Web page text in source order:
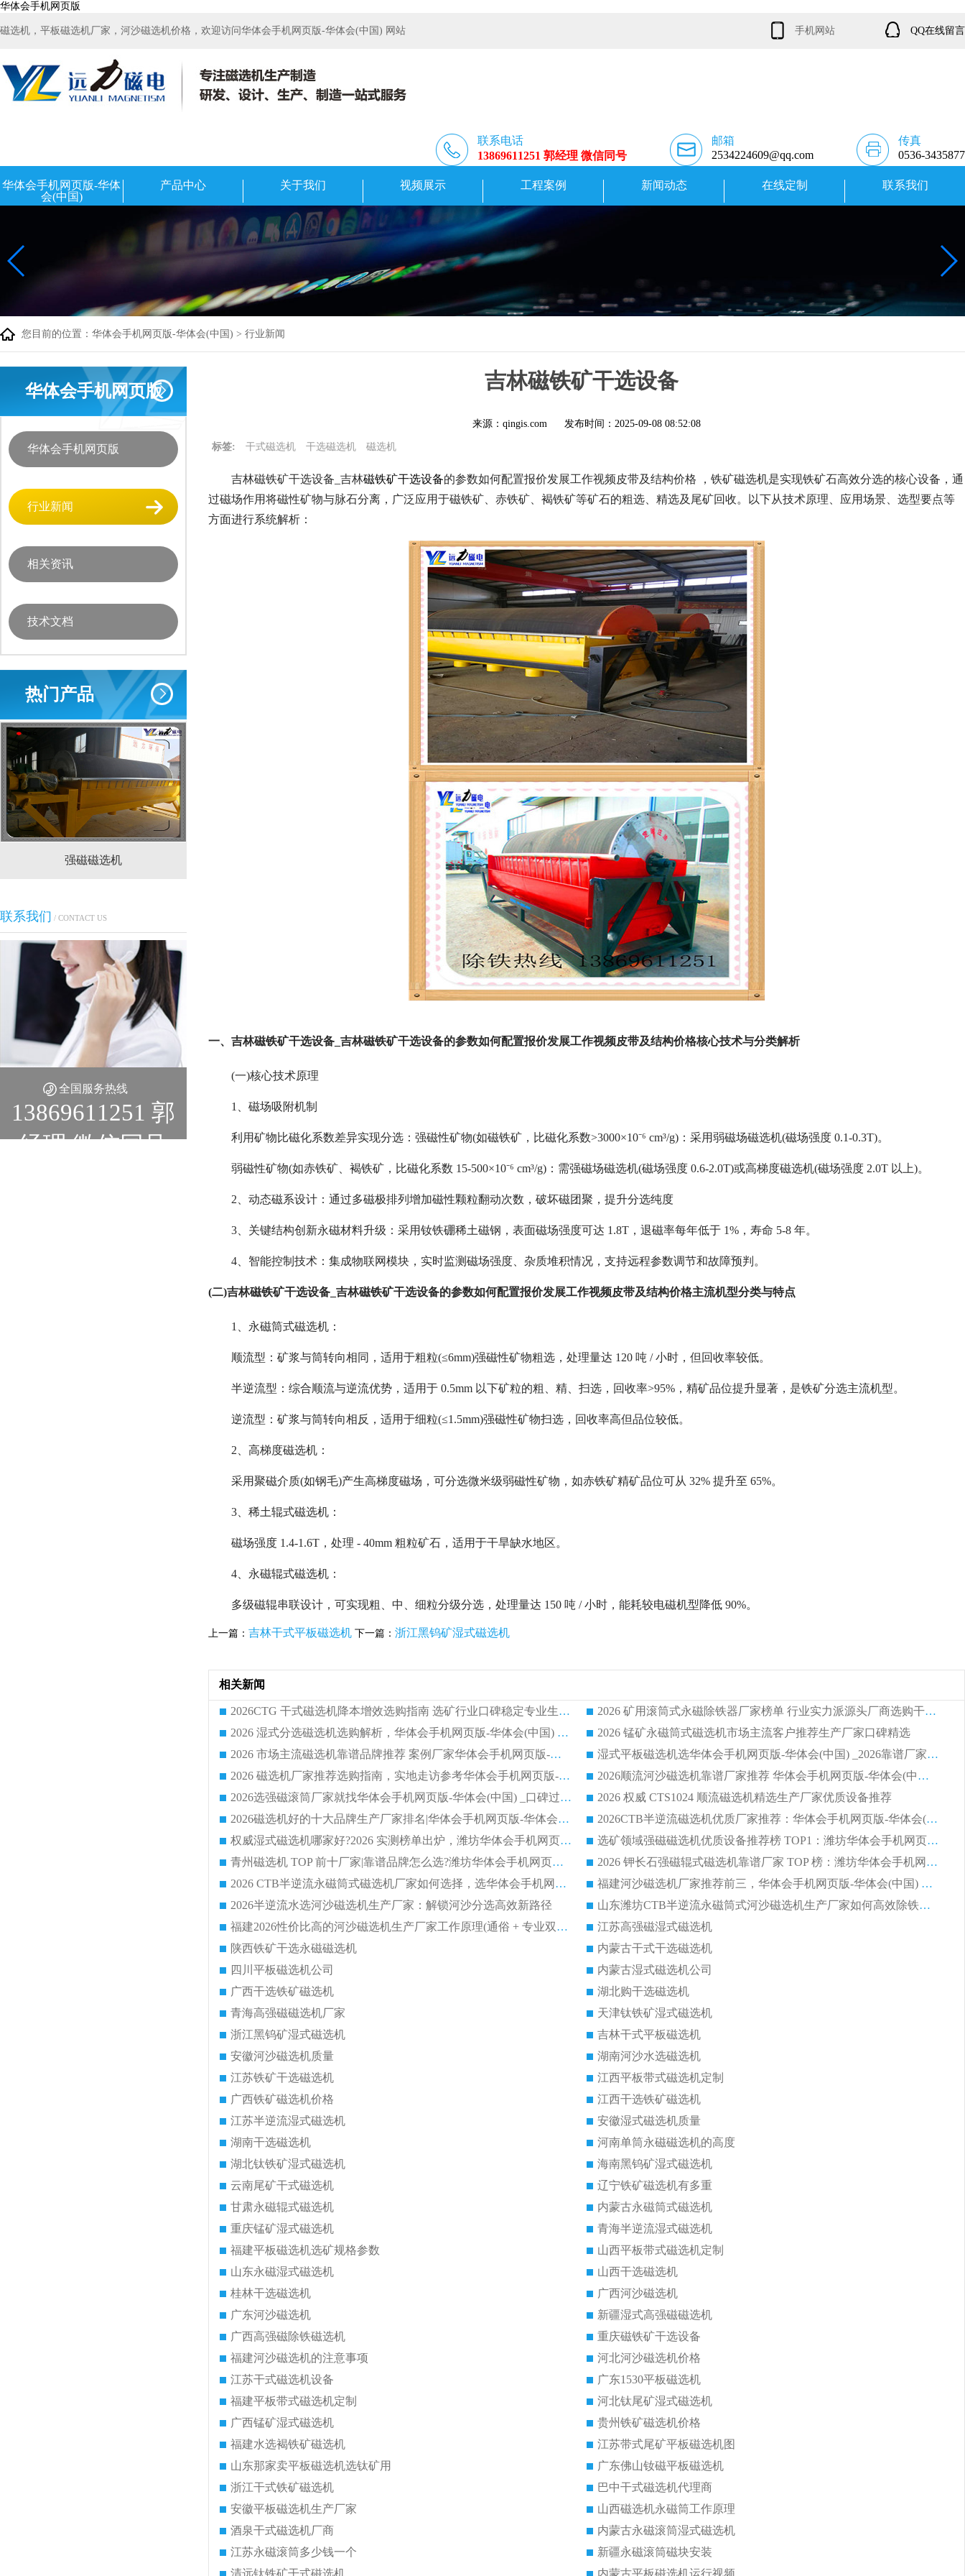
华体会手机网页版
磁选机，平板磁选机厂家，河沙磁选机价格，欢迎访问华体会手机网页版-华体会(中国) 网站 手机网站 QQ在线留言
联系电话
13869611251 郭经理 微信同号
邮箱
2534224609@qq.com
传真
0536-3435877
华体会手机网页版-华体
会(中国)
产品中心 关于我们 视频展示 工程案例 新闻动态 在线定制 联系我们
您目前的位置： 华体会手机网页版-华体会(中国) > 行业新闻
华体会手机网页版
华体会手机网页版
行业新闻
相关资讯
技术文档
热门产品
强磁磁选机 稀土永磁辊式强磁选机 RCT系列全磁永磁滚筒
联系我们 / CONTACT US
全国服务热线
13869611251 郭
经理 微信同号
吉林磁铁矿干选设备
来源：qingis.com 发布时间： 2025-09-08 08:52:08
标签: 干式磁选机 干选磁选机 磁选机
吉林磁铁矿干选设备_吉林磁铁矿干选设备的参数如何配置报价发展工作视频皮带及结构价格 ，铁矿磁选机是实现铁矿石高效分选的核心设备，通
过磁场作用将磁性矿物与脉石分离，广泛应用于磁铁矿、赤铁矿、褐铁矿等矿石的粗选、精选及尾矿回收。以下从技术原理、应用场景、选型要点等
方面进行系统解析：
一、吉林磁铁矿干选设备_吉林磁铁矿干选设备的参数如何配置报价发展工作视频皮带及结构价格核心技术与分类解析
(一)核心技术原理
1、磁场吸附机制
利用矿物比磁化系数差异实现分选： 强磁性矿物(如磁铁矿，比磁化系数>3000×10⁻⁶ cm³/g)：采用弱磁场磁选机(磁场强度 0.1-0.3T)。
弱磁性矿物(如赤铁矿、褐铁矿，比磁化系数 15-500×10⁻⁶ cm³/g)：需强磁场磁选机(磁场强度 0.6-2.0T)或高梯度磁选机(磁场强度 2.0T 以上)。
2、动态磁系设计：通过多磁极排列增加磁性颗粒翻动次数，破坏磁团聚，提升分选纯度
3、关键结构创新永磁材料升级：采用钕铁硼稀土磁钢，表面磁场强度可达 1.8T，退磁率每年低于 1%，寿命 5-8 年。
4、智能控制技术：集成物联网模块，实时监测磁场强度、杂质堆积情况，支持远程参数调节和故障预判。
(二)吉林磁铁矿干选设备_吉林磁铁矿干选设备的参数如何配置报价发展工作视频皮带及结构价格主流机型分类与特点
1、永磁筒式磁选机：
顺流型：矿浆与筒转向相同，适用于粗粒(≤6mm)强磁性矿物粗选，处理量达 120 吨 / 小时，但回收率较低。
半逆流型：综合顺流与逆流优势，适用于 0.5mm 以下矿粒的粗、精、扫选，回收率>95%，精矿品位提升显著，是铁矿分选主流机型。
逆流型：矿浆与筒转向相反，适用于细粒(≤1.5mm)强磁性矿物扫选，回收率高但品位较低。
2、高梯度磁选机：
采用聚磁介质(如钢毛)产生高梯度磁场，可分选微米级弱磁性矿物，如赤铁矿精矿品位可从 32% 提升至 65%。
3、稀土辊式磁选机：
磁场强度 1.4-1.6T，处理 - 40mm 粗粒矿石，适用于干旱缺水地区。
4、永磁辊式磁选机：
多级磁辊串联设计，可实现粗、中、细粒分级分选，处理量达 150 吨 / 小时，能耗较电磁机型降低 90%。
上一篇： 吉林干式平板磁选机 下一篇： 浙江黑钨矿湿式磁选机
相关新闻
2026CTG 干式磁选机降本增效选购指南 选矿行业口碑稳定专业生产强者盘点
2026 矿用滚筒式永磁除铁器厂家榜单 行业实力派源头厂商选购干货指南
2026 湿式分选磁选机选购解析，华体会手机网页版-华体会(中国) 设备综合实力详解
2026 锰矿永磁筒式磁选机市场主流客户推荐生产厂家口碑精选
2026 市场主流磁选机靠谱品牌推荐 案例厂家华体会手机网页版-华体会(中国) 大众倾心之选
湿式平板磁选机选华体会手机网页版-华体会(中国) _2026靠谱厂家收获各地客户良好评价
2026 磁选机厂家推荐选购指南，实地走访参考华体会手机网页版-华体会(中国) 合作口碑表现
2026顺流河沙磁选机靠谱厂家推荐 华体会手机网页版-华体会(中国) 实力口碑精选
2026选强磁滚筒厂家就找华体会手机网页版-华体会(中国) _口碑过硬用料扎实_性价比优势突出
2026 权威 CTS1024 顺流磁选机精选生产厂家优质设备推荐
2026磁选机好的十大品牌生产厂家排名|华体会手机网页版-华体会(中国) 凭实力入磅
2026CTB半逆流磁选机优质厂家推荐：华体会手机网页版-华体会(中国) ，行业标杆生产厂家
权威湿式磁选机哪家好?2026 实测榜单出炉，潍坊华体会手机网页版-华体会(中国) 大厂实力领跑
选矿领域强磁磁选机优质设备推荐榜 TOP1：潍坊华体会手机网页版-华体会(中国) 凭实力出圈
青州磁选机 TOP 前十厂家|靠谱品牌怎么选?潍坊华体会手机网页版-华体会(中国) 实力出圈
2026 钾长石强磁辊式磁选机靠谱厂家 TOP 榜：潍坊华体会手机网页版-华体会(中国) 凭硬核实力领跑行业
2026 CTB半逆流永磁筒式磁选机厂家如何选择，选华体会手机网页版-华体会(中国) 原因，硬核实测不踩坑指南
福建河沙磁选机厂家推荐前三，华体会手机网页版-华体会(中国) 磁选机解锁资源利用新路径
2026半逆流水选河沙磁选机生产厂家：解锁河沙分选高效新路径
山东潍坊CTB半逆流永磁筒式河沙磁选机生产厂家如何高效除铁提纯
福建2026性价比高的河沙磁选机生产厂家工作原理(通俗 + 专业双版，适配产品文案/介绍使用)
江苏高强磁湿式磁选机
陕西铁矿干选永磁磁选机
内蒙古干式干选磁选机
四川平板磁选机公司
内蒙古湿式磁选机公司
广西干选铁矿磁选机
湖北购干选磁选机
青海高强磁磁选机厂家
天津钛铁矿湿式磁选机
浙江黑钨矿湿式磁选机
吉林干式平板磁选机
安徽河沙磁选机质量
湖南河沙水选磁选机
江苏铁矿干选磁选机
江西平板带式磁选机定制
广西铁矿磁选机价格
江西干选铁矿磁选机
江苏半逆流湿式磁选机
安徽湿式磁选机质量
湖南干选磁选机
河南单筒永磁磁选机的高度
湖北钛铁矿湿式磁选机
海南黑钨矿湿式磁选机
云南尾矿干式磁选机
辽宁铁矿磁选机有多重
甘肃永磁辊式磁选机
内蒙古永磁筒式磁选机
重庆锰矿湿式磁选机
青海半逆流湿式磁选机
福建平板磁选机选矿规格参数
山西平板带式磁选机定制
山东永磁湿式磁选机
山西干选磁选机
桂林干选磁选机
广西河沙磁选机
广东河沙磁选机
新疆湿式高强磁磁选机
广西高强磁除铁磁选机
重庆磁铁矿干选设备
福建河沙磁选机的注意事项
河北河沙磁选机价格
江苏干式磁选机设备
广东1530平板磁选机
福建平板带式磁选机定制
河北钛尾矿湿式磁选机
广西锰矿湿式磁选机
贵州铁矿磁选机价格
福建水选褐铁矿磁选机
江苏带式尾矿平板磁选机图
山东那家卖平板磁选机选钛矿用
广东佛山钕磁平板磁选机
浙江干式铁矿磁选机
巴中干式磁选机代理商
安徽平板磁选机生产厂家
山西磁选机永磁筒工作原理
酒泉干式磁选机厂商
内蒙古永磁滚筒湿式磁选机
江苏永磁滚筒多少钱一个
新疆永磁滚筒磁块安装
清远钛铁矿干式磁选机
内蒙古平板磁选机运行视频